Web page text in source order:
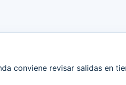
conviene revisar salidas en